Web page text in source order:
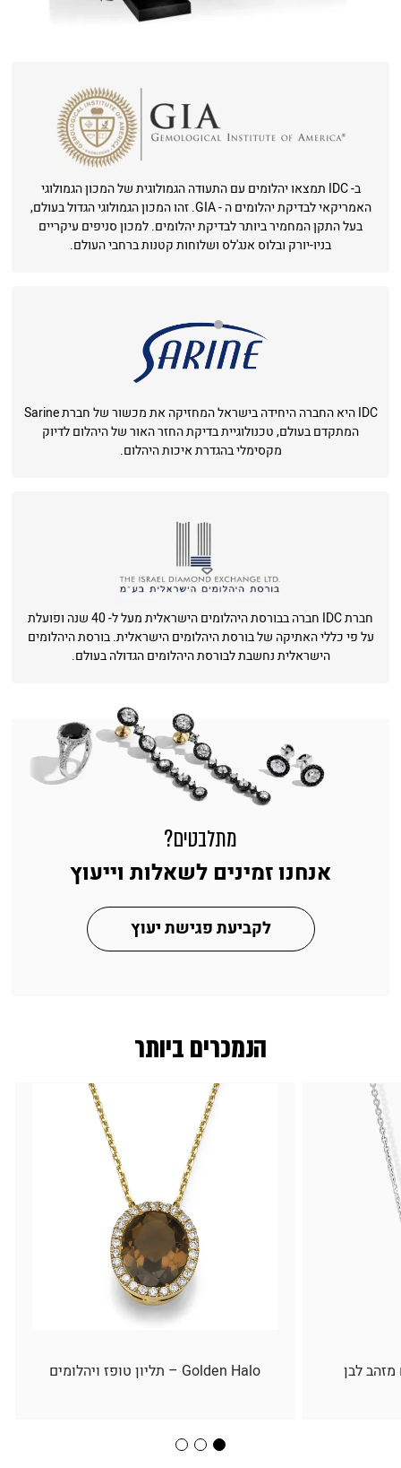
ב- IDC תמצאו יהלומים עם התעודה הגמולוגית של המכון הגמולוגי
האמריקאי לבדיקת יהלומים ה - GIA. זהו המכון הגמולוגי הגדול בעולם,
בעל התקן המחמיר ביותר לבדיקת יהלומים. למכון סניפים עיקריים
בניו-יורק ובלוס אנג'לס ושלוחות קטנות ברחבי העולם.
IDC היא החברה היחידה בישראל המחזיקה את מכשור של חברת Sarine
המתקדם בעולם, טכנולוגיית בדיקת החזר האור של היהלום לדיוק
מקסימלי בהגדרת איכות היהלום.
חברת IDC חברה בבורסת היהלומים הישראלית מעל ל- 40 שנה ופועלת
על פי כללי האתיקה של בורסת היהלומים הישראלית. בורסת היהלומים
הישראלית נחשבת לבורסת היהלומים הגדולה בעולם.
הנמכרים ביותר
מזהב לבן Golden Halo – תליון טופז ויהלומים
מתלבטים?
אנחנו זמינים לשאלות וייעוץ
לקביעת פגישת יעוץ